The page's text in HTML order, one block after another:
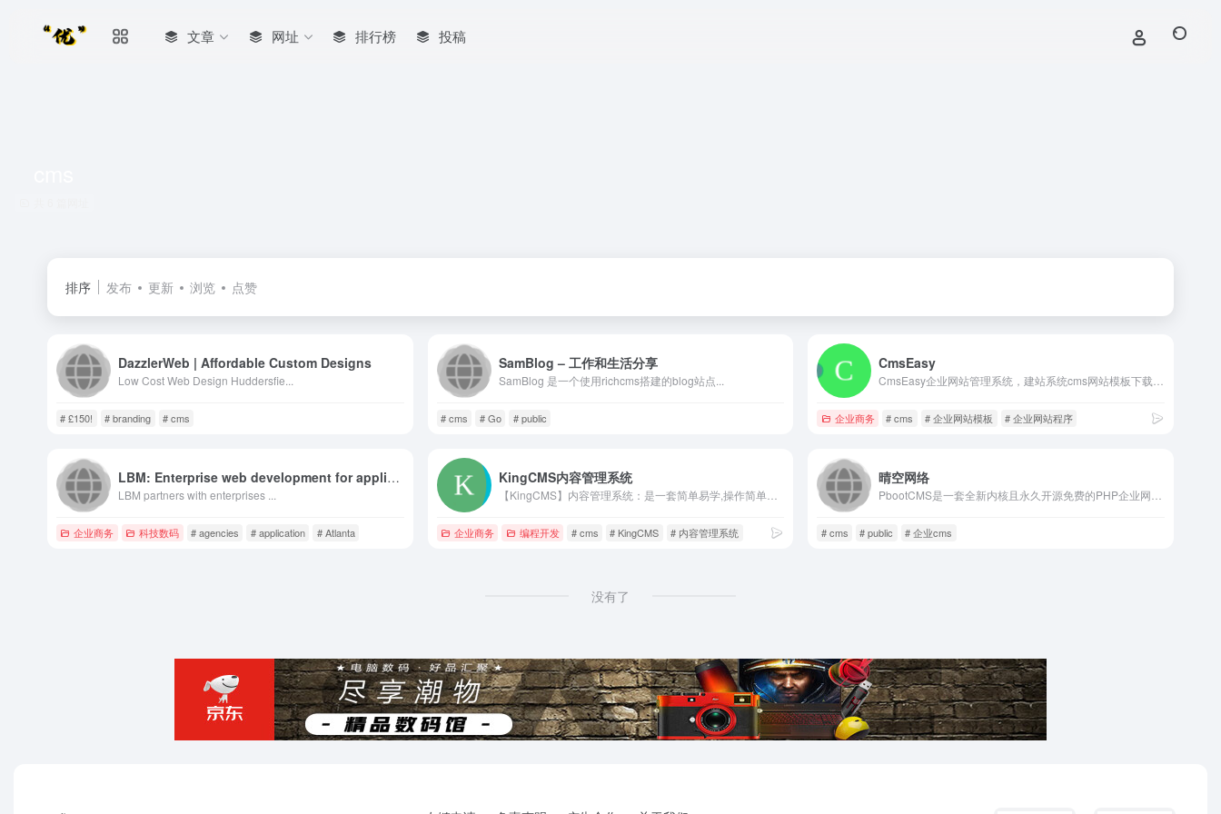
文章 网址 排行榜 投稿
排序 发布 更新 浏览 点赞
DazzlerWeb | Affordable Custom Designs
Low Cost Web Design Huddersfie...
# £150! # branding # cms
SamBlog – 工作和生活分享
SamBlog 是一个使用richcms搭建的blog站点...
# cms # Go # public
CmsEasy
企业商务 # cms # 企业网站模板 # 企业网站程序
LBM: Enterprise web development for applications and marketing
LBM partners with enterprises ...
企业商务 科技数码 # agencies # application # Atlanta
KingCMS内容管理系统
【KingCMS】内容管理系统：是一套简单易学,操作简单的开源内容管理系统(CMS),支持PHP+sqLite3/MySQL和ASP+ACCESS/MSSQL，致力于专业的定向程序开发和企业网站建设系统。
企业商务 编程开发 # cms # KingCMS # 内容管理系统
晴空网络
# cms # public # 企业cms
没有了